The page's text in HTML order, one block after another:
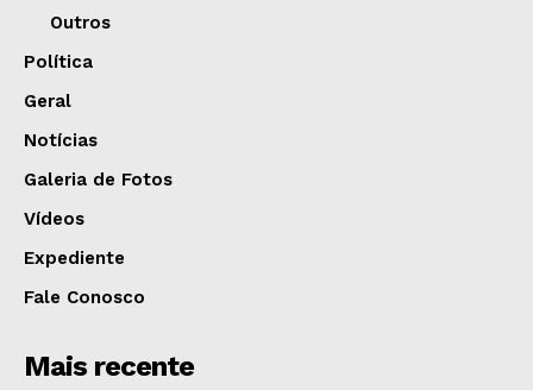
Outros
Política
Geral
Notícias
Galeria de Fotos
Vídeos
Expediente
Fale Conosco
Mais recente